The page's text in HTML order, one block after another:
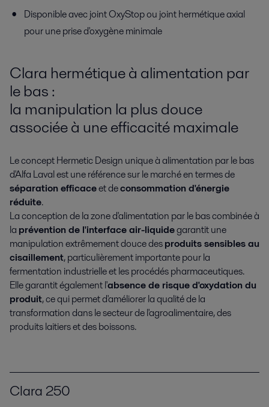
Disponible avec joint OxyStop ou joint hermétique axial
pour une prise d'oxygène minimale
Clara hermétique à alimentation par
le bas :
la manipulation la plus douce
associée à une efficacité maximale
Le concept Hermetic Design unique à alimentation par le bas
d'Alfa Laval est une référence sur le marché en termes de
séparation efficaceet deconsommation d'énergie
réduite.
La conception de la zone d'alimentation par le bas combinée à
la prévention de l'interface air-liquidegarantit une
manipulation extrêmement douce desproduits sensibles au
cisaillement, particulièrement importante pour la
fermentation industrielle et les procédés pharmaceutiques.
Elle garantit également l'absence de risque d'oxydation du
produit, ce qui permet d'améliorer la qualité de la
transformation dans le secteur de l'agroalimentaire, des
produits laitiers et des boissons.
Clara 250